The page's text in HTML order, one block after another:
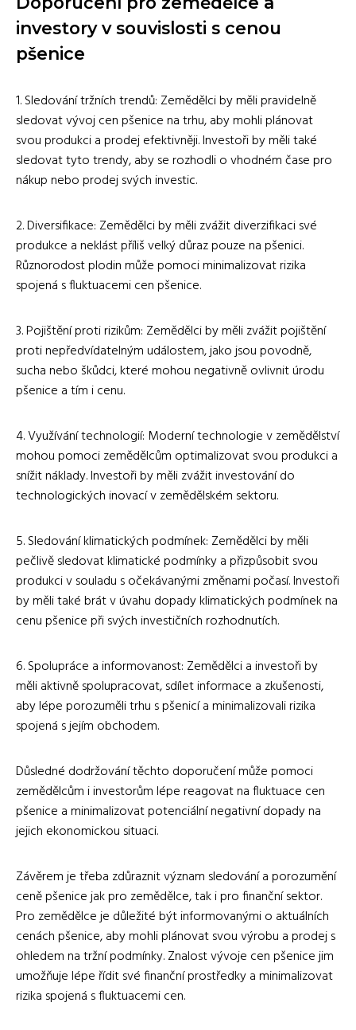
investory v souvislosti s cenou
pšenice
1. Sledování tržních trendů: Zemědělci by měli pravidelně
sledovat vývoj cen pšenice na trhu, aby mohli plánovat
svou produkci a prodej efektivněji. Investoři by měli také
sledovat tyto trendy, aby se rozhodli o vhodném čase pro
nákup nebo prodej svých investic.
2. Diversifikace: Zemědělci by měli zvážit diverzifikaci své
produkce a neklást příliš velký důraz pouze na pšenici.
Různorodost plodin může pomoci minimalizovat rizika
spojená s fluktuacemi cen pšenice.
3. Pojištění proti rizikům: Zemědělci by měli zvážit pojištění
proti nepředvídatelným událostem, jako jsou povodně,
sucha nebo škůdci, které mohou negativně ovlivnit úrodu
pšenice a tím i cenu.
4. Využívání technologií: Moderní technologie v zemědělství
mohou pomoci zemědělcům optimalizovat svou produkci a
snížit náklady. Investoři by měli zvážit investování do
technologických inovací v zemědělském sektoru.
5. Sledování klimatických podmínek: Zemědělci by měli
pečlivě sledovat klimatické podmínky a přizpůsobit svou
produkci v souladu s očekávanými změnami počasí. Investoři
by měli také brát v úvahu dopady klimatických podmínek na
cenu pšenice při svých investičních rozhodnutích.
6. Spolupráce a informovanost: Zemědělci a investoři by
měli aktivně spolupracovat, sdílet informace a zkušenosti,
aby lépe porozuměli trhu s pšenicí a minimalizovali rizika
spojená s jejím obchodem.
Důsledné dodržování těchto doporučení může pomoci
zemědělcům i investorům lépe reagovat na fluktuace cen
pšenice a minimalizovat potenciální negativní dopady na
jejich ekonomickou situaci.
Závěrem je třeba zdůraznit význam sledování a porozumění
ceně pšenice jak pro zemědělce, tak i pro finanční sektor.
Pro zemědělce je důležité být informovanými o aktuálních
cenách pšenice, aby mohli plánovat svou výrobu a prodej s
ohledem na tržní podmínky. Znalost vývoje cen pšenice jim
umožňuje lépe řídit své finanční prostředky a minimalizovat
rizika spojená s fluktuacemi cen.